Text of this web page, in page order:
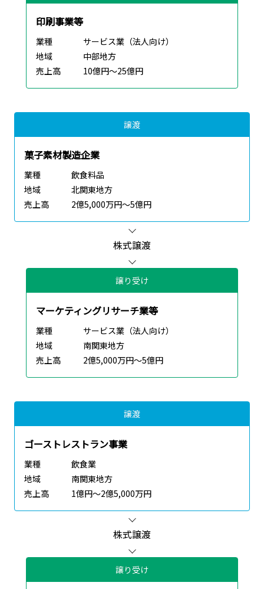
印刷事業等
業種
サービス業（法人向け）
地域
中部地方
売上高
10億円～25億円
譲渡
菓子素材製造企業
業種
飲食料品
地域
北関東地方
売上高
2億5,000万円～5億円
株式譲渡
譲り受け
マーケティングリサーチ業等
業種
サービス業（法人向け）
地域
南関東地方
売上高
2億5,000万円～5億円
譲渡
ゴーストレストラン事業
業種
飲食業
地域
南関東地方
売上高
1億円～2億5,000万円
株式譲渡
譲り受け